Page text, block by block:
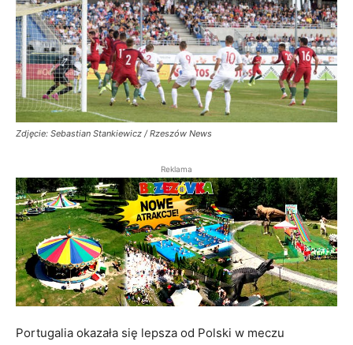
Zdjęcie: Sebastian Stankiewicz / Rzeszów News
Reklama
Portugalia okazała się lepsza od Polski w meczu